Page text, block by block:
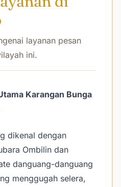
layanan pesan
ini.
Karangan Bunga
dikenal dengan
Ombilin dan
danguang-danguang
menggugah selera,